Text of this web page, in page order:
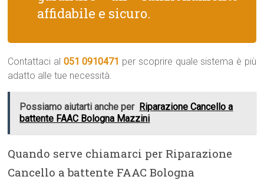
affidabile e sicuro.
Contattaci al 051 0910471 per scoprire quale sistema è più
adatto alle tue necessità.
Possiamo aiutarti anche per Riparazione Cancello a
battente FAAC Bologna Mazzini
Quando serve chiamarci per Riparazione
Cancello a battente FAAC Bologna